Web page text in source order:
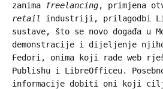
zanima
freelancing, primjena
retail
industriji, prilagodbi
sustave, što se novo događa
demonstracije i dijeljenje
Fedori, onima koji rade web
Publishu i LibreOfficeu.
informacije dobiti oni koji